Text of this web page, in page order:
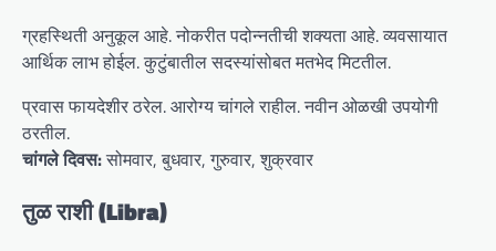
ग्रहस्थिती अनुकूल आहे. नोकरीत पदोन्नतीची शक्यता आहे. व्यवसायात
आर्थिक लाभ होईल. कुटुंबातील सदस्यांसोबत मतभेद मिटतील.
प्रवास फायदेशीर ठरेल. आरोग्य चांगले राहील. नवीन ओळखी उपयोगी
ठरतील.
चांगले दिवस:सोमवार, बुधवार, गुरुवार, शुक्रवार
तुळ राशी (Libra)